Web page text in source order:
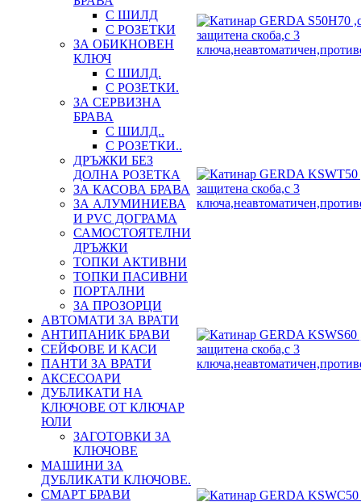
С ШИЛД
С РОЗЕТКИ
ЗА ОБИКНОВЕН
КЛЮЧ
С ШИЛД.
С РОЗЕТКИ.
ЗА СЕРВИЗНА
БРАВА
С ШИЛД..
С РОЗЕТКИ..
ДРЪЖКИ БЕЗ
ДОЛНА РОЗЕТКА
ЗА КАСОВА БРАВА
ЗА АЛУМИНИЕВА
И PVC ДОГРАМА
САМОСТОЯТЕЛНИ
ДРЪЖКИ
ТОПКИ АКТИВНИ
ТОПКИ ПАСИВНИ
ПОРТАЛНИ
ЗА ПРОЗОРЦИ
АВТОМАТИ ЗА ВРАТИ
АНТИПАНИК БРАВИ
СЕЙФОВЕ И КАСИ
ПАНТИ ЗА ВРАТИ
АКСЕСОАРИ
ДУБЛИКАТИ НА
КЛЮЧОВЕ ОТ КЛЮЧАР
ЮЛИ
ЗАГОТОВКИ ЗА
КЛЮЧОВЕ
МАШИНИ ЗА
ДУБЛИКАТИ КЛЮЧОВЕ.
СМАРТ БРАВИ